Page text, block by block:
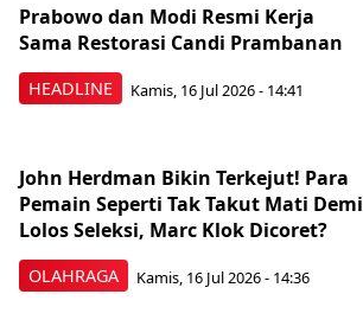
HEADLINE
Prabowo dan Modi Resmi Kerja
Sama Restorasi Candi Prambanan
Kamis, 16 Jul 2026 - 14:41
OLAHRAGA
John Herdman Bikin Terkejut! Para
Pemain Seperti Tak Takut Mati Demi
Lolos Seleksi, Marc Klok Dicoret?
Kamis, 16 Jul 2026 - 14:36